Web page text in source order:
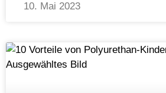
10. Mai 2023